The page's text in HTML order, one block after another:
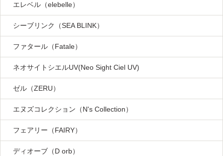
エレベル（elebelle）
シーブリンク（SEA BLINK）
ファタール（Fatale）
ネオサイトシエルUV(Neo Sight Ciel UV)
ゼル（ZERU）
エヌズコレクション（N's Collection）
フェアリー（FAIRY）
ディオーブ（D orb）